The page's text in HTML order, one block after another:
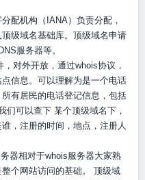
配机构（IANA）负责分配，
级域名基础库。顶级域名申请
服务器等。
对外开放，通过whois协议，
信息。可以理解为是一个电话
有居民的电话登记信息，包括
们可以查下 某个顶级域名下，
，注册的时间，地点，注册人
器相对于whois服务器大家熟
个网站访问的基础。 顶级域